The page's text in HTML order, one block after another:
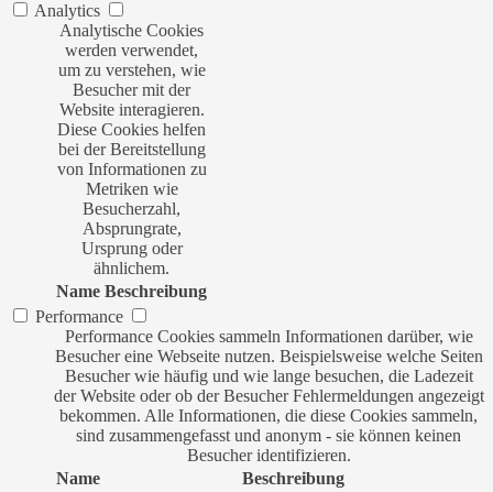
Analytics
Analytische Cookies
werden verwendet,
um zu verstehen, wie
Besucher mit der
Website interagieren.
Diese Cookies helfen
bei der Bereitstellung
von Informationen zu
Metriken wie
Besucherzahl,
Absprungrate,
Ursprung oder
ähnlichem.
Name Beschreibung
Performance
Performance Cookies sammeln Informationen darüber, wie
Besucher eine Webseite nutzen. Beispielsweise welche Seiten
Besucher wie häufig und wie lange besuchen, die Ladezeit
der Website oder ob der Besucher Fehlermeldungen angezeigt
bekommen. Alle Informationen, die diese Cookies sammeln,
sind zusammengefasst und anonym - sie können keinen
Besucher identifizieren.
Name
Beschreibung